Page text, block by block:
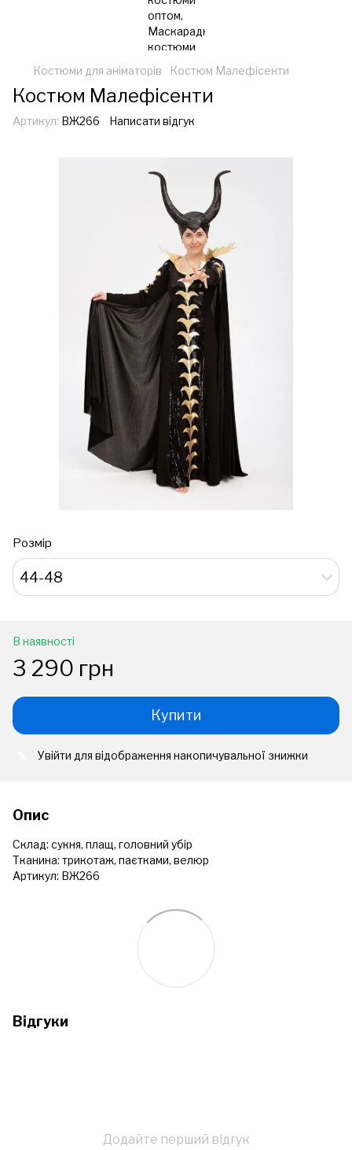
Костюми для аніматорів Костюм Малефісенти
Костюм Малефісенти
Артикул: ВЖ266 Написати відгук
Розмір
44-48
В наявності
3 290 грн
Купити
Увійти для відображення накопичувальної знижки
Опис
Склад: сукня, плащ, головний убір
Тканина: трикотаж, паєтками, велюр
Артикул: ВЖ266
Відгуки
Додайте перший відгук